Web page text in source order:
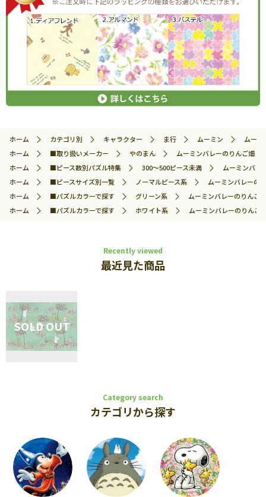
ホーム カテゴリ別 キャラクター ま行 ムーミン
ムー
ホーム
■取り扱いメーカー やのまん
ムーミンバレーのりんご畑
ホーム
■ピース数別パズル特集 300～500ピース未満
ムーミンバ
ホーム
■ピースサイズ別一覧 ノーマルピース系
ムーミンバレー
ホーム
■パズルカラーで探す グリーン系
ムーミンバレーのりん
ホーム
■パズルカラーで探す ホワイト系 ムーミンバレーのりん
Recently viewed
最近見た商品
Category search
カテゴリから探す